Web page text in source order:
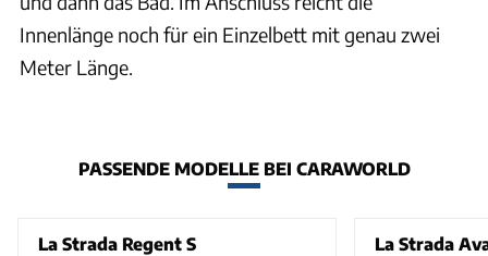
Innenlänge noch für ein Einzelbett mit genau zwei
Meter Länge.
PASSENDE MODELLE BEI CARAWORLD
La Strada Regent S La Strada